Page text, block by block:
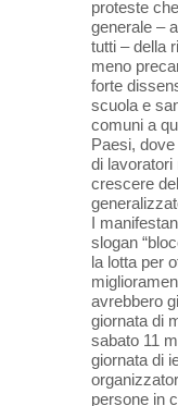
proteste
generale –
tutti – della
meno
forte
scuola e
comuni a
Paesi,
di lavoratori
crescere
I
slogan
la lotta per
avrebbero
giornata di
sabato 11
giornata di
persone in